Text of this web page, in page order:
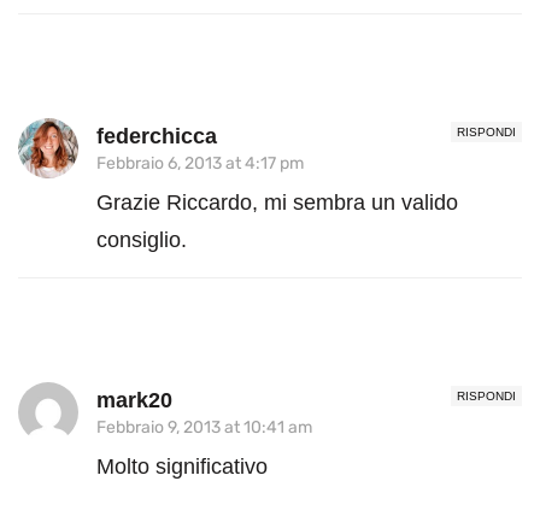
RISPONDI
federchicca
Febbraio 6, 2013 at 4:17 pm
Grazie Riccardo, mi sembra un valido
consiglio.
RISPONDI
mark20
Febbraio 9, 2013 at 10:41 am
Molto significativo